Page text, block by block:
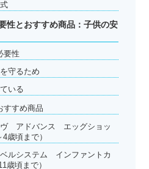
性とおすすめ商品：子供の安
要性
守るため
いる
すすめ商品
アドバンス エッグショッ
歳頃まで）
ルシステム インファントカ
歳頃まで）